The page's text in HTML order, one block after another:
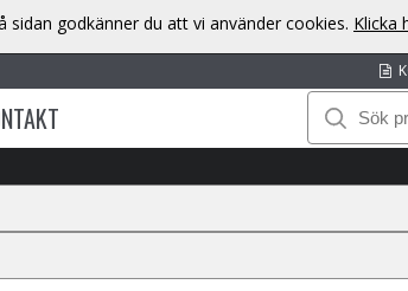
godkänner du att vi använder cookies. Klicka